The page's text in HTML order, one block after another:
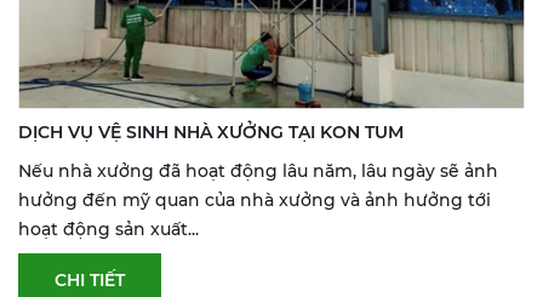
DỊCH VỤ VỆ SINH NHÀ XƯỞNG TẠI KON TUM
Nếu nhà xưởng đã hoạt động lâu năm, lâu ngày sẽ ảnh
hưởng đến mỹ quan của nhà xưởng và ảnh hưởng tới
hoạt động sản xuất...
CHI TIẾT